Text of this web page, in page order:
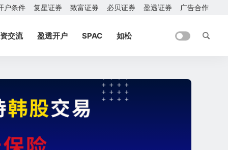
户条件 复星证券 致富证券 必贝证券 盈透证券 广告合作
交流 盈透开户 SPAC 如松